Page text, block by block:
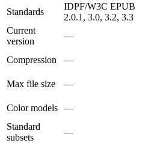
Standards
IDPF/W3C EPUB
2.0.1, 3.0, 3.2, 3.3
Current
version
—
Compression
—
Max file size
—
Color models —
Standard
subsets
—